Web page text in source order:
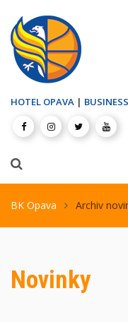
HOTEL OPAVA |
BK Opava Archiv
Novinky